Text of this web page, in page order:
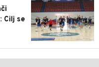
Cilj se